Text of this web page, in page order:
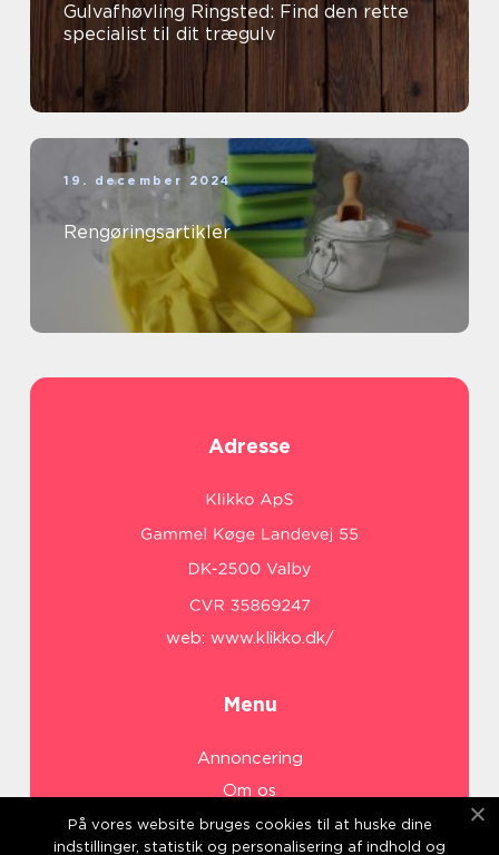
Gulvafhøvling Ringsted: Find den rette
specialist til dit trægulv
19. december 2024
Rengøringsartikler
Adresse
web: www.klikko.dk/
Menu
Annoncering
Om os
Cookies
På vores website bruges cookies til at huske dine
indstillinger, statistik og personalisering af indhold og